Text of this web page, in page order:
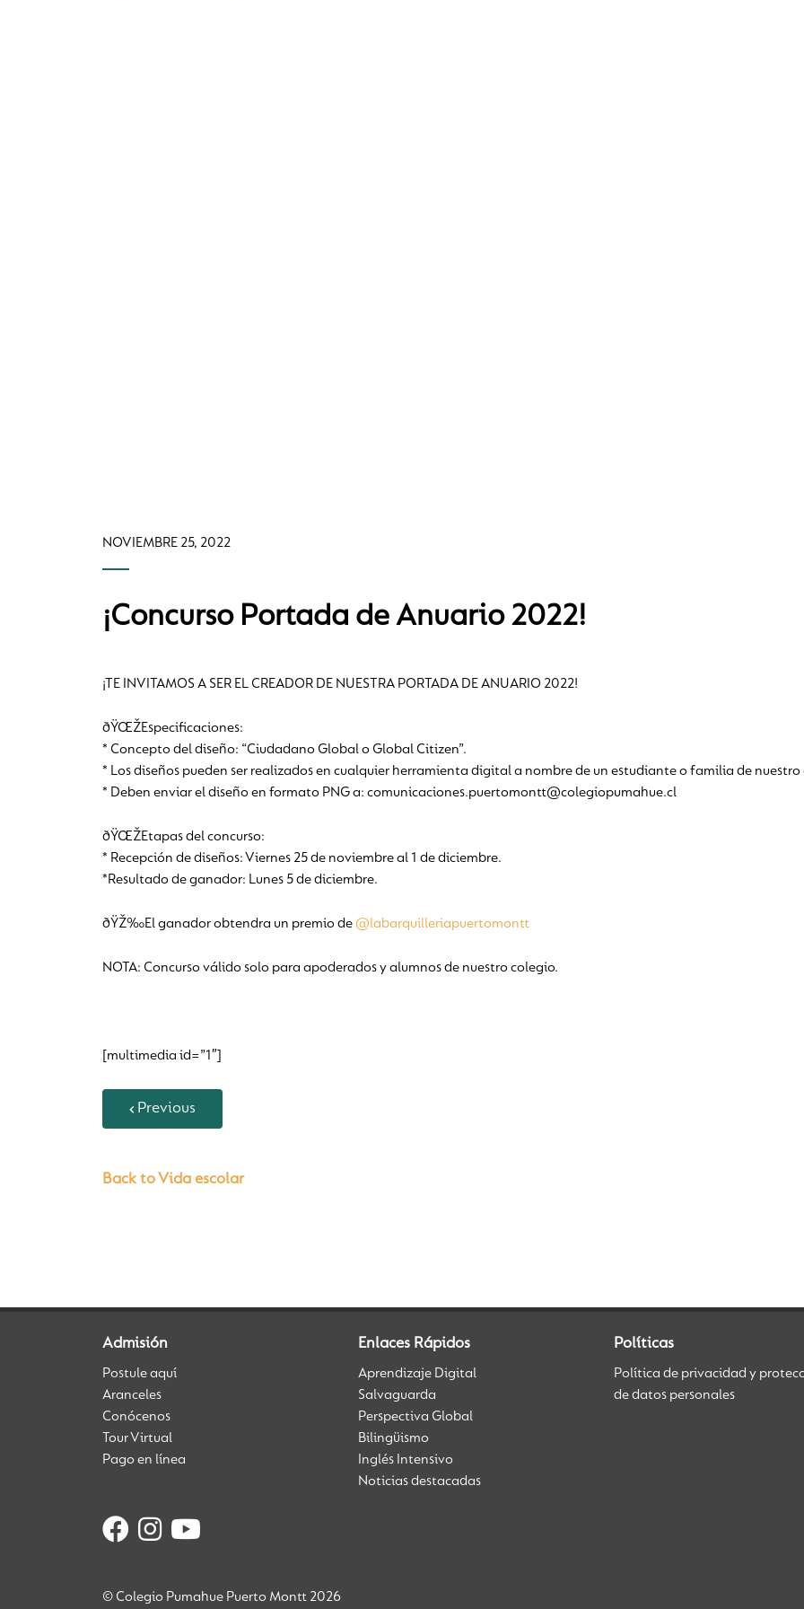
NOVIEMBRE 25, 2022
¡Concurso Portada de Anuario 2022!
¡TE INVITAMOS A SER EL CREADOR DE NUESTRA PORTADA DE ANUARIO 2022!
ðŸŒŽEspecificaciones:
* Concepto del diseño: “Ciudadano Global o Global Citizen”.
* Los diseños pueden ser realizados en cualquier herramienta digital a nombre de un estudiante o familia de nuestro
* Deben enviar el diseño en formato PNG a: comunicaciones.puertomontt@colegiopumahue.cl
ðŸŒŽEtapas del concurso:
* Recepción de diseños: Viernes 25 de noviembre al 1 de diciembre.
*Resultado de ganador: Lunes 5 de diciembre.
ðŸŽ‰El ganador obtendra un premio de @labarquilleriapuertomontt
NOTA: Concurso válido solo para apoderados y alumnos de nuestro colegio.
[multimedia id=”1″]
Previous
Back to Vida escolar
Admisión
Postule aquí
Aranceles
Conócenos
Tour Virtual
Pago en línea
Enlaces Rápidos
Aprendizaje Digital
Salvaguarda
Perspectiva Global
Bilingüismo
Inglés Intensivo
Noticias destacadas
Políticas
Política de privacidad y
de datos personales
© Colegio Pumahue Puerto Montt 2026